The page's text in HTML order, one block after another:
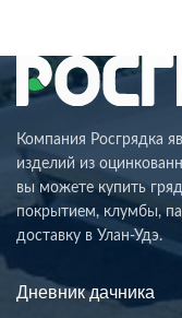
Компания Росгрядка
изделий из
вы можете купить
покрытием, клумбы,
доставку в Улан-Удэ.
Дневник дачника